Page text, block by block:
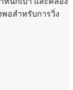
พอสำหรับการวิ่ง